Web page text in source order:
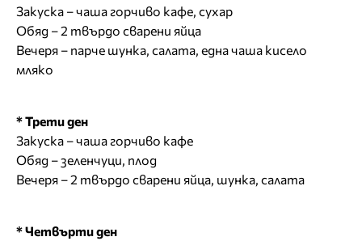
Закуска – чаша горчиво кафе, сухар
Обяд – 2 твърдо сварени яйца
Вечеря – парче шунка, салата, една чаша кисело
мляко
* Трети ден
Закуска – чаша горчиво кафе
Обяд – зеленчуци, плод
Вечеря – 2 твърдо сварени яйца, шунка, салата
* Четвърти ден